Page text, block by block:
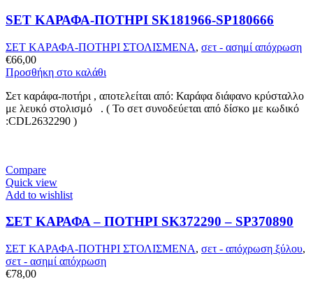
SET ΚΑΡΑΦΑ-ΠΟΤΗΡΙ SK181966-SP180666
ΣΕΤ ΚΑΡΑΦΑ-ΠΟΤΗΡΙ ΣΤΟΛΙΣΜΕΝΑ, σετ - ασημί απόχρωση
€66,00
Προσθήκη στο καλάθι
Σετ καράφα-ποτήρι , αποτελείται από: Καράφα διάφανο κρύσταλλο
με λευκό στολισμό . ( Το σετ συνοδεύεται από δίσκο με κωδικό
:CDL2632290 )
Compare
Quick view
Add to wishlist
ΣΕΤ ΚΑΡΑΦΑ – ΠΟΤΗΡΙ SK372290 – SP370890
ΣΕΤ ΚΑΡΑΦΑ-ΠΟΤΗΡΙ ΣΤΟΛΙΣΜΕΝΑ, σετ - απόχρωση ξύλου,
σετ - ασημί απόχρωση
€78,00